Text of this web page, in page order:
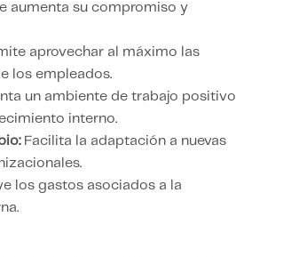
aumenta su compromiso y
aprovechar al máximo las
los empleados.
un ambiente de trabajo positivo
interno.
Facilita la adaptación a nuevas
los gastos asociados a la